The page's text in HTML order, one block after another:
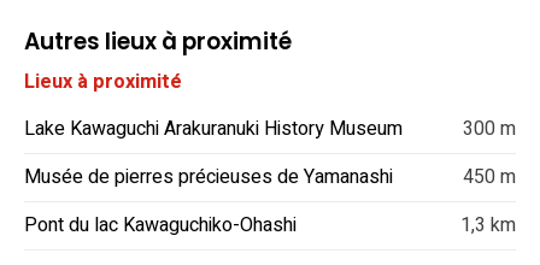
Autres lieux à proximité
Lieux à proximité
Lake Kawaguchi Arakuranuki History Museum
300 m
Musée de pierres précieuses de Yamanashi
450 m
Pont du lac Kawaguchiko-Ohashi
1,3 km